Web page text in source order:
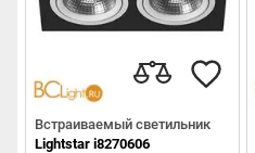
Встраиваемый светильник
Lightstar i8270606